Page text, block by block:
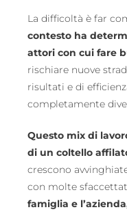
La difficoltà è far
contesto ha
attori con cui fare
rischiare nuove
risultati e di
completamente
Questo mix di
di un coltello
crescono
con molte
famiglia e